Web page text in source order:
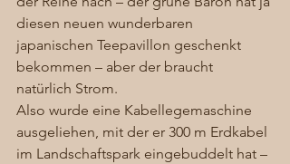
diesen neuen wunderbaren
japanischen Teepavillon geschenkt
bekommen – aber der braucht
natürlich Strom.
Also wurde eine Kabellegemaschine
ausgeliehen, mit der er 300 m Erdkabel
im Landschaftspark eingebuddelt hat –